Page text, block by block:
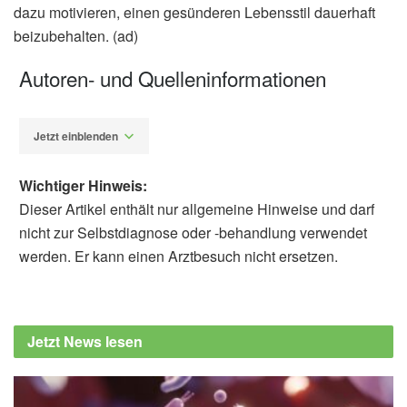
dazu motivieren, einen gesünderen Lebensstil dauerhaft
beizubehalten. (ad)
Autoren- und Quelleninformationen
Jetzt einblenden
Medizin in der Helmholtz-Gemeinschaft
(MDC): Fasten wirkt als Diät-Katalysator,
für Molekulare Medizin in der Helmholtz-
Wichtiger Hinweis:
Dieser Artikel enthält nur allgemeine Hinweise und darf
nicht zur Selbstdiagnose oder -behandlung verwendet
werden. Er kann einen Arztbesuch nicht ersetzen.
Jetzt News lesen